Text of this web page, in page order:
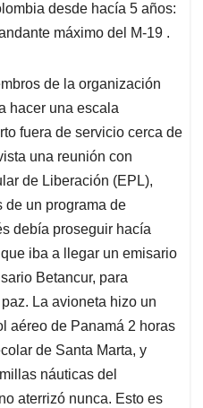
desde hacía 5 años:
máximo del M-19 .
de la organización
hacer una escala
fuera de servicio cerca de
una reunión con
de Liberación (EPL),
de un programa de
debía proseguir hacía
iba a llegar un emisario
Betancur, para
La avioneta hizo un
aéreo de Panamá 2 horas
de Santa Marta, y
náuticas del
aterrizó nunca. Esto es